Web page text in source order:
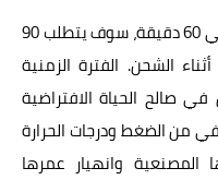
فبدلاً من أن يستكمل هاتفك شحنه في 60 دقيقة، سوف يتطلب 90
الشحن. الفترة الزمنية
صالح الحياة الافتراضية
من الضغط ودرجات الحرارة
وانهيار عمرها